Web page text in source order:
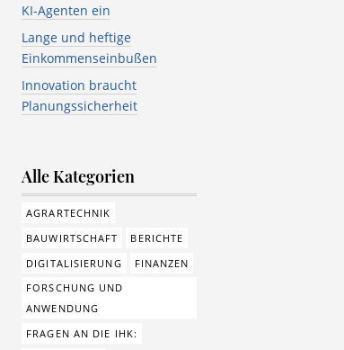
KI-Agenten ein
Lange und heftige
Einkommenseinbußen
Innovation braucht
Planungssicherheit
Alle Kategorien
AGRARTECHNIK
BAUWIRTSCHAFT
BERICHTE
DIGITALISIERUNG
FINANZEN
FORSCHUNG UND
ANWENDUNG
FRAGEN AN DIE IHK: